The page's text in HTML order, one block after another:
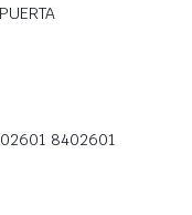
8402601